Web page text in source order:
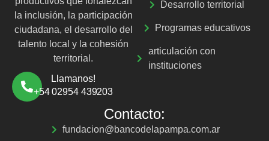
la inclusión, la participación
ciudadana, el desarrollo del
talento local y la cohesión
territorial.
Llamanos!
+54 02954 439203
Desarrollo territorial
Programas educativos
articulación con
instituciones
Contacto:
fundacion@bancodelapampa.com.ar